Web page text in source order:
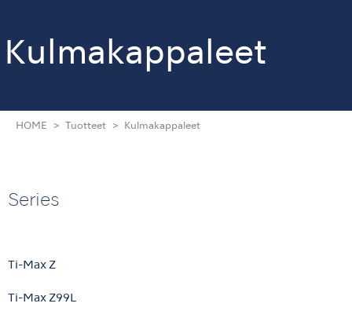
Kulmakappaleet
HOME Tuotteet Kulmakappaleet
Series
Ti-Max Z
Ti-Max Z99L